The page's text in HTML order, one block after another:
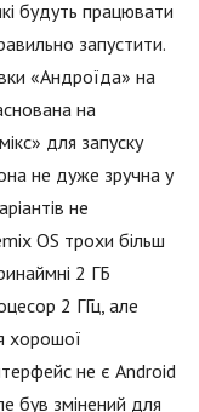
будуть працювати
запустити.
«Андроїда» на
на
для запуску
не дуже зручна у
не
OS трохи більш
2 ГБ
2 ГГц, але
хорошої
не є Android
був змінений для